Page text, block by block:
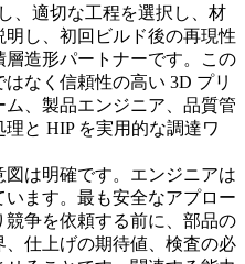
、適切な工程を選択し、材
し、初回ビルド後の再現性
造形パートナーです。この
なく信頼性の高い 3D プリ
、製品エンジニア、品質管
と HIP を実用的な調達ワ
は明確です。エンジニアは
ます。最も安全なアプロー
争を依頼する前に、部品の
仕上げの期待値、検査の必